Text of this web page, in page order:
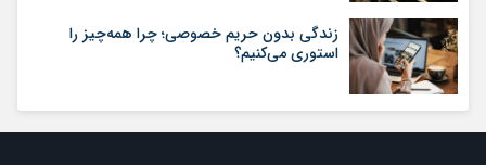
زندگی بدون حریم خصوصی؛ چرا همه‌چیز را
استوری می‌کنیم؟